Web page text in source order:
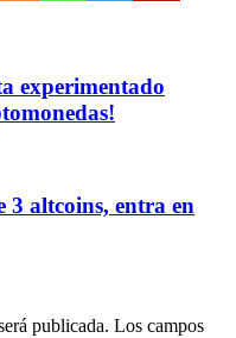
experimentado
3 altcoins, entra en
publicada. Los campos